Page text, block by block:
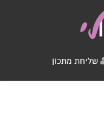
שליחת מתכון